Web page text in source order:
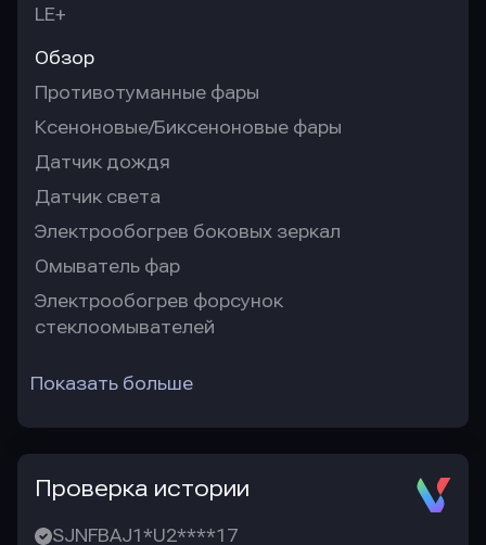
LE+
Обзор
Противотуманные фары
Ксеноновые/Биксеноновые фары
Датчик дождя
Датчик света
Электрообогрев боковых зеркал
Омыватель фар
Электрообогрев форсунок
стеклоомывателей
Показать больше
Проверка истории
SJNFBAJ1*U2****17